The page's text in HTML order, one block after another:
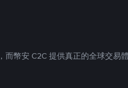
而幣安 C2C 提供真正的全球交易